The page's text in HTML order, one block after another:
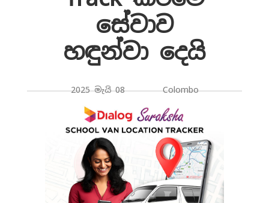
සේවාව
හඳුන්වා දෙයි
2025 මැයි 08 Colombo